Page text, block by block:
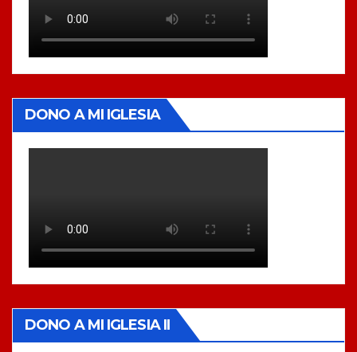
DONO A MI IGLESIA
DONO A MI IGLESIA II